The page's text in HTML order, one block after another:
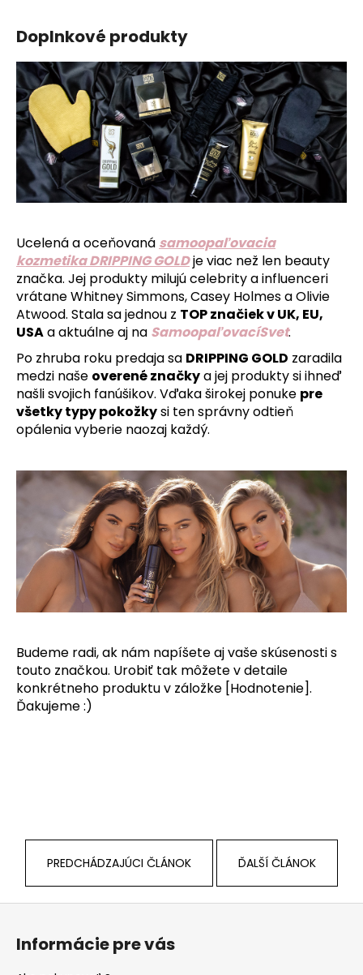
Doplnkové produkty
Ucelená a oceňovaná samoopaľovacia
kozmetika DRIPPING GOLDje viac než len beauty
značka. Jej produkty milujú celebrity a influenceri
vrátane Whitney Simmons, Casey Holmes a Olivie
Atwood. Stala sa jednou z TOP značiek v UK, EU,
USAa aktuálne aj na SamoopaľovacíSvet.
Po zhruba roku predaja sa DRIPPING GOLD zaradila
medzi naše overené značkya jej produkty si ihneď
našli svojich fanúšikov. Vďaka širokej ponuke pre
všetky typy pokožkysi ten správny odtieň
opálenia vyberie naozaj každý.
Budeme radi, ak nám napíšete aj vaše skúsenosti s
touto značkou. Urobiť tak môžete v detaile
konkrétneho produktu v záložke [Hodnotenie].
Ďakujeme :)
PREDCHÁDZAJÚCI ČLÁNOK ĎALŠÍ ČLÁNOK
Z
Informácie pre vás